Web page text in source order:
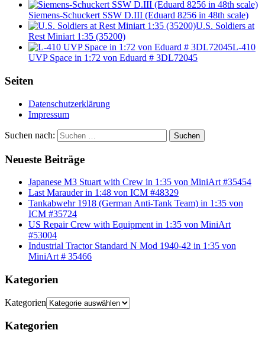
Siemens-Schuckert SSW D.III (Eduard 8256 in 48th scale)
U.S. Soldiers at
Rest Miniart 1:35 (35200)
L-410
UVP Space in 1:72 von Eduard # 3DL72045
Seiten
Datenschutzerklärung
Impressum
Suchen nach: Suchen
Neueste Beiträge
Japanese M3 Stuart with Crew in 1:35 von MiniArt #35454
Last Marauder in 1:48 von ICM #48329
Tankabwehr 1918 (German Anti-Tank Team) in 1:35 von
ICM #35724
US Repair Crew with Equipment in 1:35 von MiniArt
#53004
Industrial Tractor Standard N Mod 1940-42 in 1:35 von
MiniArt # 35466
Kategorien
Kategorien
Kategorien